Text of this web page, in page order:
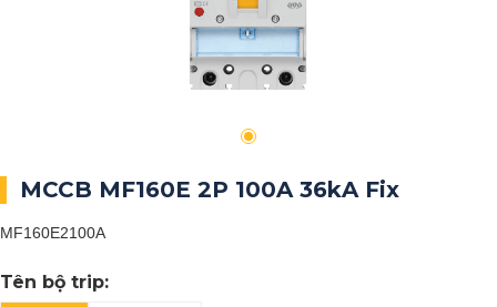
MCCB MF160E 2P 100A 36kA Fix
MF160E2100A
Tên bộ trip: